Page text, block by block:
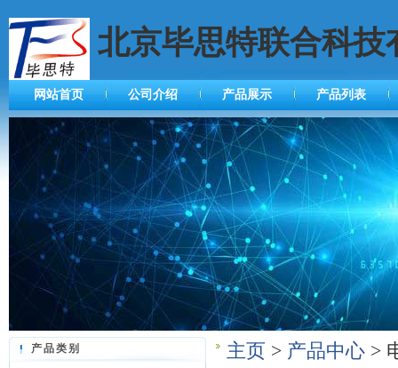
北京毕思特联合科技
网站首页 公司介绍 产品展示 产品列表
产品类别 主页 > 产品中心 >